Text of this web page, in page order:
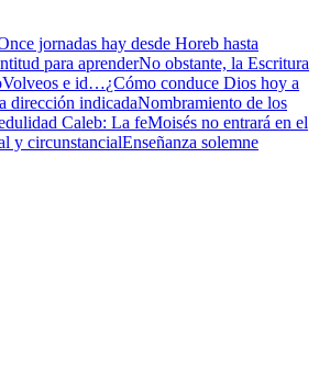
jornadas hay desde Horeb hasta
para aprenderNo obstante, la Escritura
Volveos e id…¿Cómo conduce Dios hoy a
dirección indicadaNombramiento de los
Caleb: La feMoisés no entrará en el
y circunstancialEnseñanza solemne